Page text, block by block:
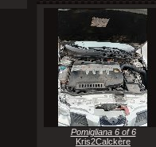
Pomigliana 6 of 6
Kris2Calckère